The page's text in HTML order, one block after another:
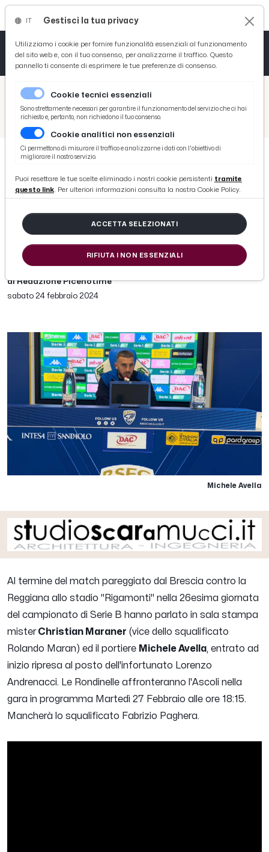
/ Picenotime
/ Serie B
Brescia-Reggiana 0-0, voci Maraner (“Ragazzi sono attaccati all'osso”) e Avella (“C'era un rigore netto su Moncini”)
Brescia-Reggiana 0-0, voci Maraner
(“Ragazzi sono attaccati all'osso”) e
Avella (“C'era un rigore netto su
Moncini”)
di Redazione Picenotime
sabato 24 febbraio 2024
Michele Avella
Al termine del match pareggiato dal Brescia contro la
Reggiana allo stadio "Rigamonti" nella 26esima giornata
del campionato di Serie B hanno parlato in sala stampa
misterChristian Maraner (vice dello squalificato
Rolando Maran) ed il portiere Michele Avella, entrato ad
inizio ripresa al posto dell'infortunato Lorenzo
Andrenacci. Le Rondinelle affronteranno l'Ascoli nella
gara in programma Martedì 27 Febbraio alle ore 18:15.
Mancherà lo squalificato Fabrizio Paghera.
Gestisci la tua privacy
Utilizziamo i cookie per fornire funzionalità essenziali al funzionamento
del sito web e, con il tuo consenso, per analizzarne il traffico. Questo
pannello ti consente di esprimere le tue preferenze di consenso.
Cookie tecnici essenziali
Sono strettamente necessari per garantire il funzionamento del servizio che ci hai
richiesto e, pertanto, non richiedono il tuo consenso.
Cookie analitici non essenziali
Ci permettono di misurare il traffico e analizzarne i dati con l'obiettivo di
migliorare il nostro servizio.
Puoi resettare le tue scelte eliminado i nostri cookie persistenti tramite
questo link. Per ulteriori informazioni consulta la nostra Cookie Policy.
ACCETTA SELEZIONATI
RIFIUTA I NON ESSENZIALI
Tutto News
Tutto Sport
Basket
Ciclismo
Tutto Curiosità